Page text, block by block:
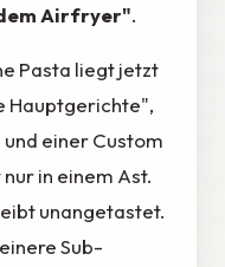
Airfryer".
Pasta liegt jetzt
Hauptgerichte",
einer Custom
in einem Ast.
unangetastet.
Sub-